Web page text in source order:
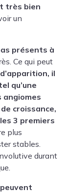
très bien
un
présents à
Ce qui peut
il
qu’une
angiomes
croissance,
3 premiers
plus
stables.
durant